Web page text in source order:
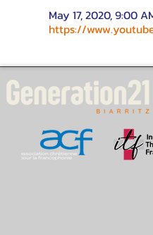
May 17, 2020, 9:00
https://